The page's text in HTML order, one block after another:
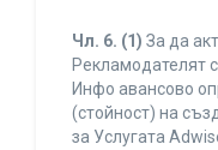
Чл. 6. (1) За да
Рекламодателят
Инфо авансово
(стойност) на
за Услугата